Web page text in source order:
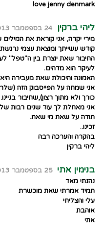
love jenny denmark
ליהי ברקין 24 בספטמבר 2013 בשעה 23:20
מירי יקרה, אני קוראת את
קודש עשייתך ומוצאת עצמי
החיבור שאת יוצרת בין ה"טפל"
לעיקר הוא מדהים.
האמונה והיכולת שאת מעבירה
אני שמחה על הפייסבוק הזה
כורך ולא מתוך רצון),שחיבור בניינו.
אני מאחלת לך עוד שנים רבות
תודה על שאת מי שאת.
זכינו..
בהקרה והערכה רבה
ליהי ברקין
בנימין אתי 25 בספטמבר 2013 בשעה 20:47
נהנתי מאד
תמיד אמרתי שאת מוכשרת
עלי והצליחי
אוהבת
אתי